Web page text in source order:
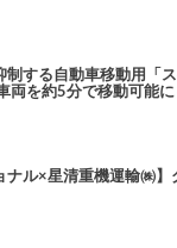
制する自動車移動用「
両を約5分で移動可能に
ナル×星清重機運輸㈱